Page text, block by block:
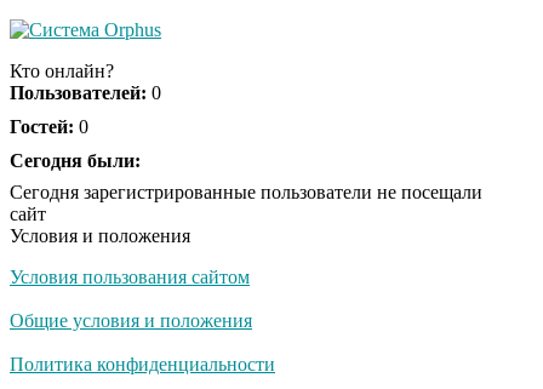
Ролик длится
долго
Королева вагона
оставит равнодушным
Деньги придут
2026 году получит
Кто онлайн?
Пользователей: 0
Гостей: 0
Сегодня были:
Сегодня зарегистрированные пользователи не посещали
сайт
Условия и положения
Условия пользования сайтом
Общие условия и положения
Политика конфиденциальности